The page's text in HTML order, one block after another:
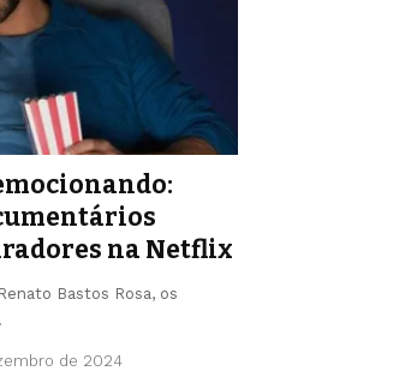
na Netflix
Bastos Rosa, os
de 2024